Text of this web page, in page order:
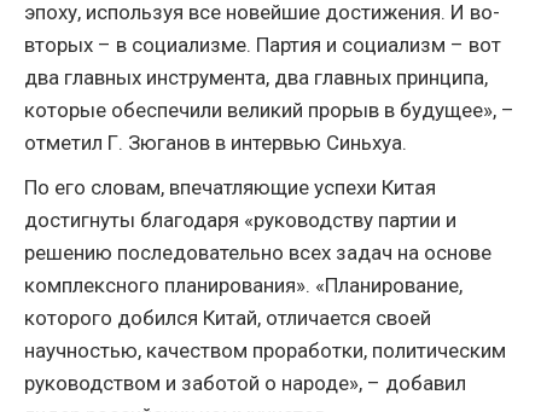
эпоху, используя все новейшие достижения. И во-
вторых – в социализме. Партия и социализм – вот
два главных инструмента, два главных принципа,
которые обеспечили великий прорыв в будущее», –
отметил Г. Зюганов в интервью Синьхуа.
По его словам, впечатляющие успехи Китая
достигнуты благодаря «руководству партии и
решению последовательно всех задач на основе
комплексного планирования». «Планирование,
которого добился Китай, отличается своей
научностью, качеством проработки, политическим
руководством и заботой о народе», – добавил